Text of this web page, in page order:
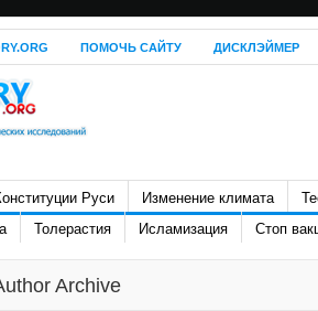
ПОМОЧЬ САЙТУ ДИСКЛЭЙМЕР
Руси Изменение климата
Толерастия Исламизация Стоп
Archive